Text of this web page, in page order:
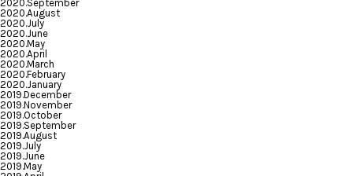
2020.September
2020.August
2020.July
2020.June
2020.May
2020.April
2020.March
2020.February
2020.January
2019.December
2019.November
2019.October
2019.September
2019.August
2019.July
2019.June
2019.May